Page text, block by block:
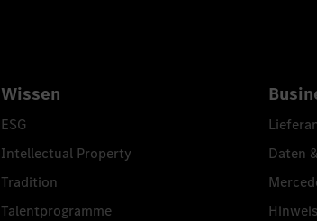
Wissen
ESG
Intellectual Property
Tradition
Talentprogramme
Daten